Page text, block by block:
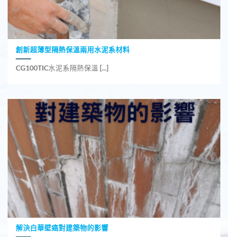
創新超薄型隔熱保溫兩用水泥系材料
CG100TIC水泥系隔熱保溫 [...]
解決白華壁癌對建築物的影響